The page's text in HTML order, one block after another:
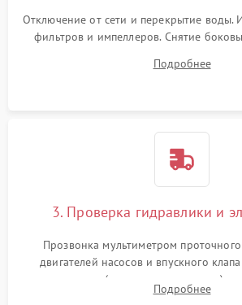
Отключение от сети и перекрытие воды.
фильтров и импеллеров. Снятие
циркуляционному насосу, ТЭНу и
Подробнее
3. Проверка гидравлики и
Прозвонка мультиметром
двигателей насосов и впускного
прессостата (датчика уровня воды),
концевика дверцы и электронного
Подробнее